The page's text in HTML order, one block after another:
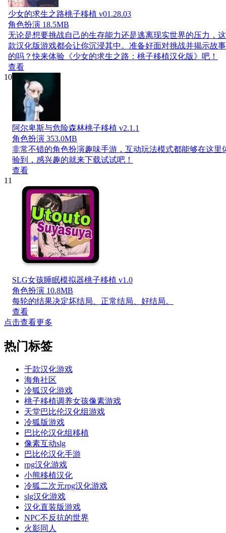
少女的求生之路桃子移植 v01.28.03
角色扮演 18.5MB
无论是想要挑战自己的生存能力还是逃离现实世界的压力，这
款汉化版游戏都会让你沉浸其中。准备好面对挑战并揭示故事
的吗？快来体验《少女的求生之路：桃子移植汉化版》吧！
查看
10
阿尔卑斯与危险森林桃子移植 v2.1.1
角色扮演 353.0MB
非常不错的角色扮演趣味手游，互动玩法模式都能够在这里
验到，感兴趣的就来下载试试吧！
查看
11
SLG女孩睡眠模拟器桃子移植 v1.0
角色扮演 10.8MB
每轮的结果决定坏结局、正常结局、好结局。
查看
点击查看更多
热门标签
千款汉化游戏
海角社区
冷狐汉化游戏
桃子移植调养女孩像素游戏
天堂巴比伦汉化组游戏
冷狐版游戏
巴比伦汉化组移植
像素互动slg
巴比伦汉化手游
rpg汉化游戏
小熊移植汉化
冷狐二次元rpg汉化游戏
slg汉化游戏
汉化直装版游戏
NPC不反抗的世界
火影同人